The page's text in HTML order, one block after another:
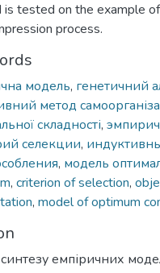
is tested on the example
process.
модель, генетичний
метод
складності,
селекции,
, модель
, criterion of selection,
, model of optimum
емпіричних